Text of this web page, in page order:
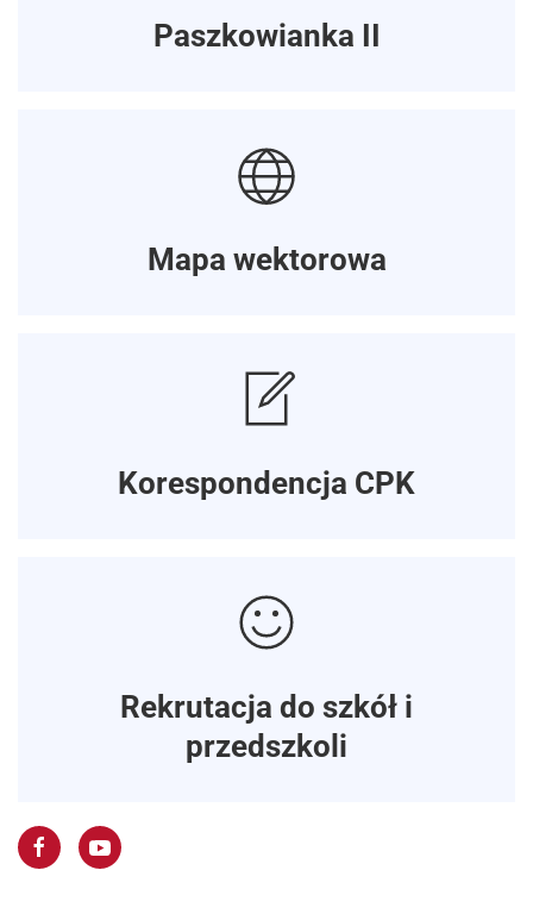
Paszkowianka II
Mapa wektorowa
Korespondencja CPK
Rekrutacja do szkół i
przedszkoli